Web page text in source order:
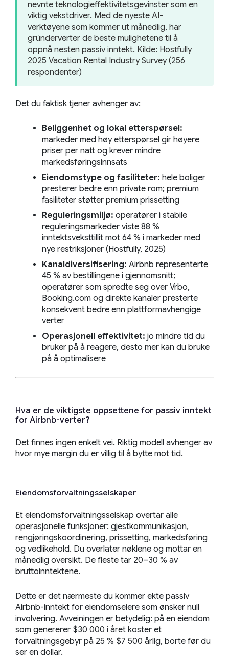
nevnte teknologieffektivitetsgevinster som en
viktig vekstdriver. Med de nyeste AI-
verktøyene som kommer ut månedlig, har
gründerverter de beste mulighetene til å
oppnå nesten passiv inntekt. Kilde: Hostfully
2025 Vacation Rental Industry Survey (256
respondenter)
Det du faktisk tjener avhenger av:
Beliggenhet og lokal etterspørsel:
markeder med høy etterspørsel gir høyere
priser per natt og krever mindre
markedsføringsinnsats
Eiendomstype og fasiliteter: hele boliger
presterer bedre enn private rom; premium
fasiliteter støtter premium prissetting
Reguleringsmiljø: operatører i stabile
reguleringsmarkeder viste 88 %
inntektsveksttillit mot 64 % i markeder med
nye restriksjoner (Hostfully, 2025)
Kanaldiversifisering: Airbnb representerte
45 % av bestillingene i gjennomsnitt;
operatører som spredte seg over Vrbo,
Booking.com og direkte kanaler presterte
konsekvent bedre enn plattformavhengige
verter
Operasjonell effektivitet: jo mindre tid du
bruker på å reagere, desto mer kan du bruke
på å optimalisere
Hva er de viktigste oppsettene for passiv inntekt
for Airbnb-verter?
Det finnes ingen enkelt vei. Riktig modell avhenger av
hvor mye margin du er villig til å bytte mot tid.
Eiendomsforvaltningsselskaper
Et eiendomsforvaltningsselskap overtar alle
operasjonelle funksjoner: gjestkommunikasjon,
rengjøringskoordinering, prissetting, markedsføring
og vedlikehold. Du overlater nøklene og mottar en
månedlig oversikt. De fleste tar 20–30 % av
bruttoinntektene.
Dette er det nærmeste du kommer ekte passiv
Airbnb-inntekt for eiendomseiere som ønsker null
involvering. Avveiningen er betydelig: på en eiendom
som genererer $30 000 i året koster et
forvaltningsgebyr på 25 % $7 500 årlig, borte før du
ser en dollar.